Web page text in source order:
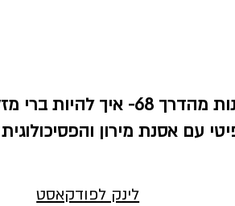
להנות מהדרך 68- איך
עם אסנת מירון
לינק לפודקאסט